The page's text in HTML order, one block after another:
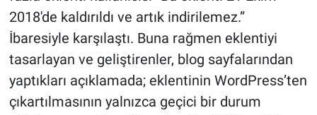
2018'de kaldırıldı ve artık indirilemez.”
İbaresiyle karşılaştı. Buna rağmen eklentiyi
tasarlayan ve geliştirenler, blog sayfalarından
yaptıkları açıklamada; eklentinin WordPress’ten
çıkartılmasının yalnızca geçici bir durum